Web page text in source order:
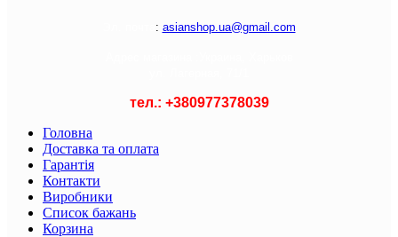
: asianshop.ua@gmail.com
тел.: +380977378039
Головна
Доставка та оплата
Гарантія
Контакти
Виробники
Список бажань
Корзина